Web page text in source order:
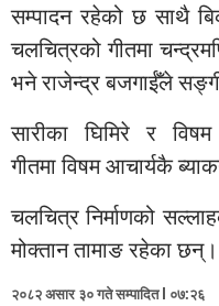
सम्पादन रहेको छ साथै
चलचित्रको गीतमा
भने राजेन्द्र बजगाईँले
सारीका घिमिरे र
गीतमा विषम आचार्यकै
चलचित्र निर्माणको
मोक्तान तामाङ रहेका छन्।
२०८२ असार ३० गते सम्पादित l ०७:२६